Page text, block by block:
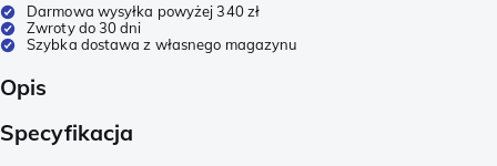
Darmowa wysyłka powyżej 340 zł
Zwroty do 30 dni
Szybka dostawa z własnego magazynu
Opis
Specyfikacja